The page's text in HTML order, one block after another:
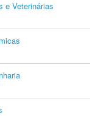
e Veterinárias